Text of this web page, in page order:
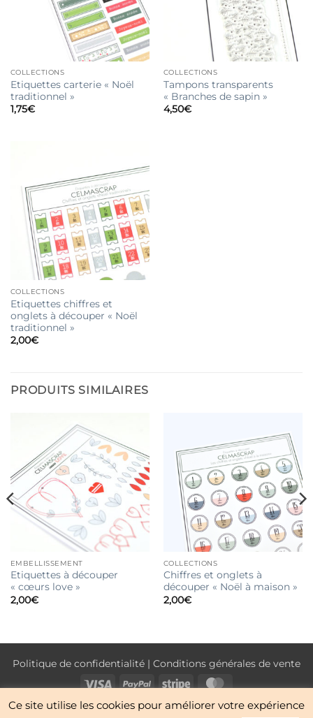
COLLECTIONS
Etiquettes carterie « Noël
traditionnel »
1,75€
COLLECTIONS
Tampons transparents
« Branches de sapin »
4,50€
COLLECTIONS
Etiquettes chiffres et
onglets à découper « Noël
traditionnel »
2,00€
PRODUITS SIMILAIRES
EMBELLISSEMENT
Etiquettes à découper
« cœurs love »
2,00€
COLLECTIONS
Chiffres et onglets à
découper « Noël à maison »
2,00€
Politique de confidentialité | Conditions générales de vente
Visa
PayPal Stripe
NOUVEAUTÉS BOUTIQUE CONTACT À PROPOS
Ce site utilise les cookies pour améliorer votre expérience